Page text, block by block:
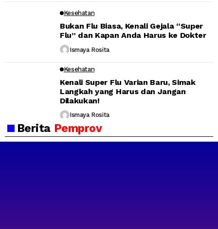
Kesehatan
Bukan Flu Biasa, Kenali Gejala “Super
Flu” dan Kapan Anda Harus ke Dokter
Ismaya Rosita
Kesehatan
Kenali Super Flu Varian Baru, Simak
Langkah yang Harus dan Jangan
Dilakukan!
Ismaya Rosita
Berita Pemprov